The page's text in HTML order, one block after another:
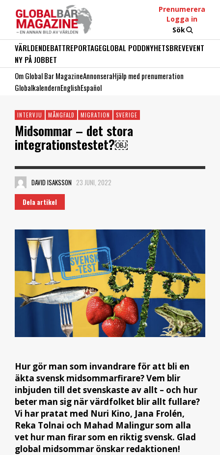
Prenumerera
Logga in
Sök
VÄRLDENDEBATTREPORTAGEGLOBAL PODDNYHETSBREVEVENT
NY PÅ JOBBET
Om Global Bar MagazineAnnonseraHjälp med prenumeration
GlobalkalendernEnglishEspañol
INTERVJU MÅNGFALD MIGRATION SVERIGE
Midsommar – det stora
integrationstestet?￼
DAVID ISAKSSON 23 JUNI, 2022
Dela artikel
Hur gör man som invandrare för att bli en
äkta svensk midsommarfirare? Vem blir
inbjuden till det svenskaste av allt – och hur
beter man sig när värdfolket blir allt fullare?
Vi har pratat med Nuri Kino, Jana Frolén,
Reka Tolnai och Mahad Malingur som alla
vet hur man firar som en riktig svensk. Glad
global midsommar önskar redaktionen!